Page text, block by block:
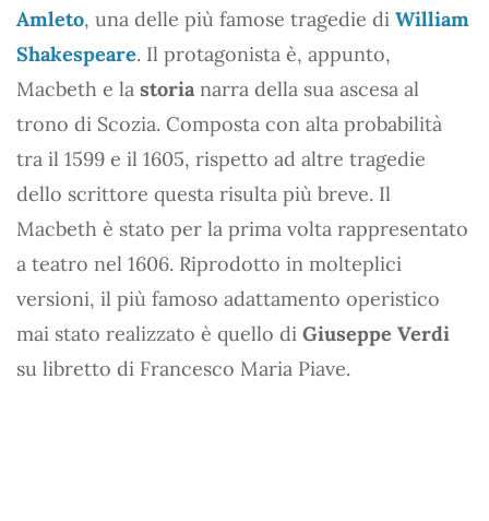
Amleto, una delle più famose tragedie di William
Shakespeare. Il protagonista è, appunto,
Macbeth e la storia narra della sua ascesa al
trono di Scozia. Composta con alta probabilità
tra il 1599 e il 1605, rispetto ad altre tragedie
dello scrittore questa risulta più breve. Il
Macbeth è stato per la prima volta rappresentato
a teatro nel 1606. Riprodotto in molteplici
versioni, il più famoso adattamento operistico
mai stato realizzato è quello di Giuseppe Verdi
su libretto di Francesco Maria Piave.